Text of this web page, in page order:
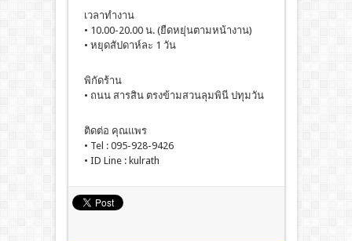
เวลาทำงาน
• 10.00-20.00 น. (ยืดหยุ่นตามหน้างาน)
• หยุดสัปดาห์ละ 1 วัน
พิกัดร้าน
• ถนน สารสิน ตรงข้ามสวนลุมพินี ปทุมวัน
ติดต่อ คุณแพร
• Tel : 095-928-9426
• ID Line : kulrath